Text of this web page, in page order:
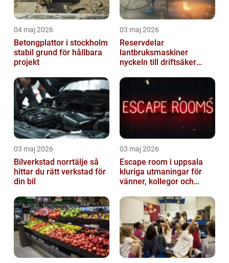
04 maj 2026
Betongplattor i stockholm
stabil grund för hållbara
projekt
03 maj 2026
Reservdelar
lantbruksmaskiner
nyckeln till driftsäker
03 maj 2026
Bilverkstad norrtälje så
hittar du rätt verkstad för
din bil
03 maj 2026
Escape room i uppsala
kluriga utmaningar för
vänner, kollegor och